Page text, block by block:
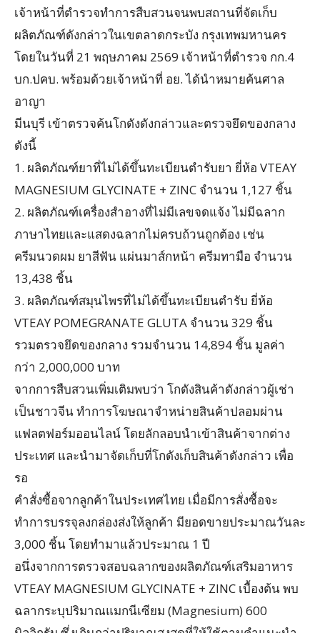
เจ้าหน้าที่ตำรวจทำการสืบสวนจนพบสถานที่จัดเก็บ
ผลิตภัณฑ์ดังกล่าวในเขตลาดกระบัง กรุงเทพมหานคร
โดยในวันที่ 21 พฤษภาคม 2569 เจ้าหน้าที่ตำรวจ กก.4
บก.ปคบ. พร้อมด้วยเจ้าหน้าที่ อย. ได้นำหมายค้นศาล
อาญา
มีนบุรี เข้าตรวจค้นโกดังดังกล่าวและตรวจยึดของกลาง
ดังนี้
1. ผลิตภัณฑ์ยาที่ไม่ได้ขึ้นทะเบียนตำรับยา ยี่ห้อ VTEAY
MAGNESIUM GLYCINATE + ZINC จำนวน 1,127 ชิ้น
2. ผลิตภัณฑ์เครื่องสำอางที่ไม่มีเลขจดแจ้ง ไม่มีฉลาก
ภาษาไทยและแสดงฉลากไม่ครบถ้วนถูกต้อง เช่น
ครีมนวดผม ยาสีฟัน แผ่นมาส์กหน้า ครีมทามือ จำนวน
13,438 ชิ้น
3. ผลิตภัณฑ์สมุนไพรที่ไม่ได้ขึ้นทะเบียนตำรับ ยี่ห้อ
VTEAY POMEGRANATE GLUTA จำนวน 329 ชิ้น
รวมตรวจยึดของกลาง รวมจำนวน 14,894 ชิ้น มูลค่า
กว่า 2,000,000 บาท
จากการสืบสวนเพิ่มเติมพบว่า โกดังสินค้าดังกล่าวผู้เช่า
เป็นชาวจีน ทำการโฆษณาจำหน่ายสินค้าปลอมผ่าน
แฟลตฟอร์มออนไลน์ โดยลักลอบนำเข้าสินค้าจากต่าง
ประเทศ และนำมาจัดเก็บที่โกดังเก็บสินค้าดังกล่าว เพื่อ
รอ
คำสั่งซื้อจากลูกค้าในประเทศไทย เมื่อมีการสั่งซื้อจะ
ทำการบรรจุลงกล่องส่งให้ลูกค้า มียอดขายประมาณวันละ
3,000 ชิ้น โดยทำมาแล้วประมาณ 1 ปี
อนึ่งจากการตรวจสอบฉลากของผลิตภัณฑ์เสริมอาหาร
VTEAY MAGNESIUM GLYCINATE + ZINC เบื้องต้น พบ
ฉลากระบุปริมาณแมกนีเซียม (Magnesium) 600